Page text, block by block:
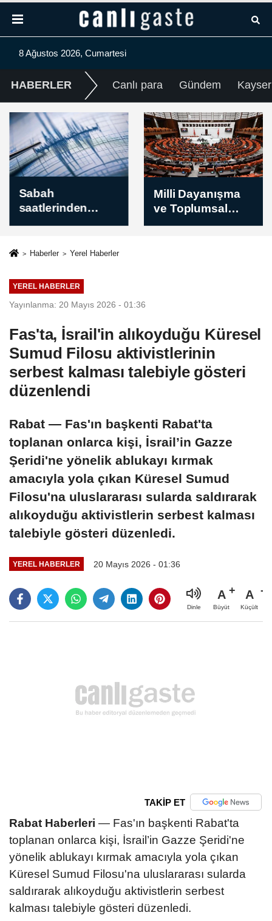
8 Ağustos 2026, Cumartesi
HABERLER Canlı para Gündem
Sabah
saatlerinden
itibaren
depremler
Milli Dayanışma
ve Toplumsal
Bütünleşmenin
Haberler Yerel Haberler
YEREL HABERLER
Yayınlanma: 20 Mayıs 2026 - 01:36
Fas'ta, İsrail'in alıkoyduğu Küresel
Sumud Filosu aktivistlerinin
serbest kalması talebiyle gösteri
düzenlendi
Rabat — Fas'ın başkenti Rabat'ta
toplanan onlarca kişi, İsrail’in Gazze
Şeridi'ne yönelik ablukayı kırmak
amacıyla yola çıkan Küresel Sumud
Filosu'na uluslararası sularda saldırarak
alıkoyduğu aktivistlerin serbest kalması
talebiyle gösteri düzenledi.
YEREL HABERLER 20 Mayıs 2026 - 01:36
Dinle
A
Büyüt
A
Küçült
TAKİP ET
Rabat Haberleri — Fas'ın başkenti Rabat'ta
toplanan onlarca kişi, İsrail’in Gazze Şeridi'ne
yönelik ablukayı kırmak amacıyla yola çıkan
Küresel Sumud Filosu'na uluslararası sularda
saldırarak alıkoyduğu aktivistlerin serbest
kalması talebiyle gösteri düzenledi.